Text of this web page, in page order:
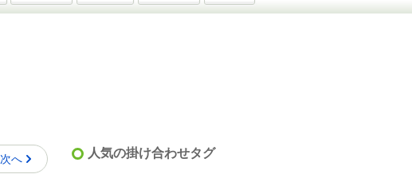
次へ 人気の掛け合わせタグ